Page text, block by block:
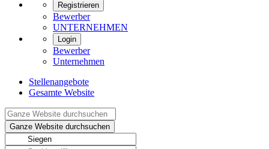
Registrieren
Bewerber
UNTERNEHMEN
Login
Bewerber
Unternehmen
Stellenangebote
Gesamte Website